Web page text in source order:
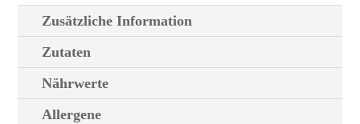
Zusätzliche Information
Zutaten
Nährwerte
Allergene